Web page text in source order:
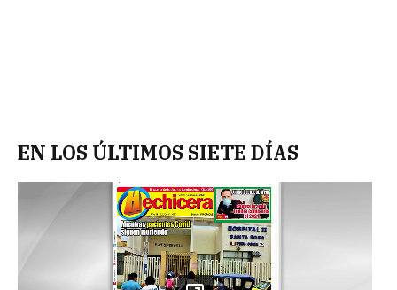
EN LOS ÚLTIMOS SIETE DÍAS